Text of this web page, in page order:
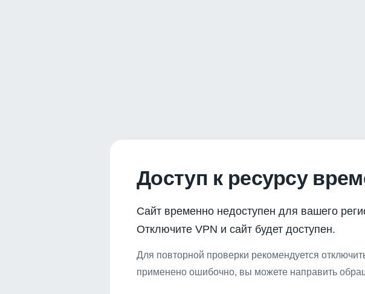
Доступ к ресурсу
Сайт временно недоступен для вашего
Отключите VPN и сайт будет доступен.
Для повторной проверки рекомендуется
применено ошибочно, вы можете направить